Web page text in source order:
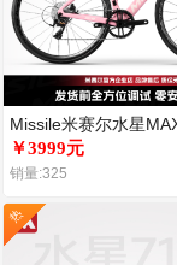
Missile米赛尔水星
套件
￥3999元
销量:325
热